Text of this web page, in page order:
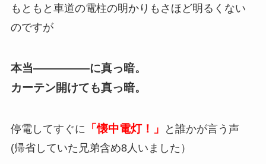
もともと車道の電柱の明かりもさほど明るくない
のですが
本当―――――に真っ暗。
カーテン開けても真っ暗。
停電してすぐに 「懐中電灯！」
と誰かが言う声
(帰省していた兄弟含め8人いました）